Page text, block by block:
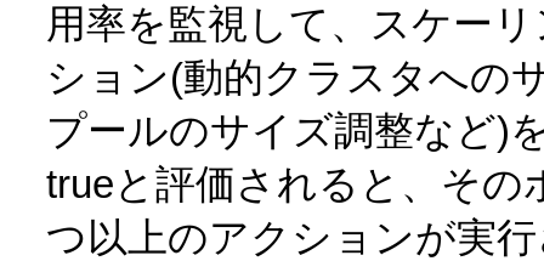
用率を監視して、スケー
ション(動的クラスタへの
プールのサイズ調整など)
trueと評価されると、その
つ以上のアクションが実